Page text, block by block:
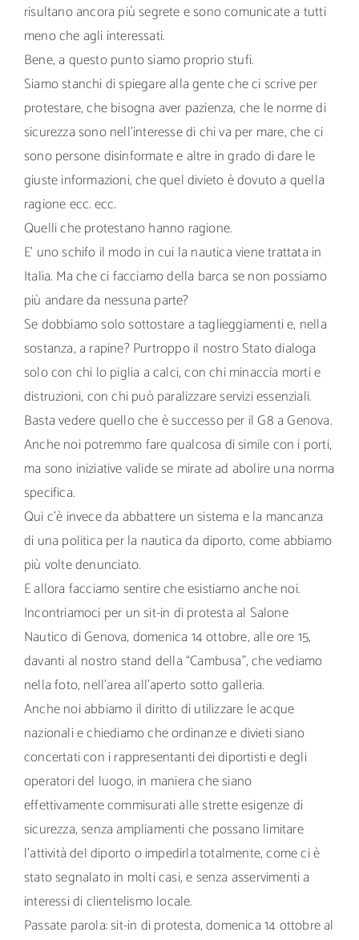
risultano ancora più segrete e sono comunicate a tutti
meno che agli interessati.
Bene, a questo punto siamo proprio stufi.
Siamo stanchi di spiegare alla gente che ci scrive per
protestare, che bisogna aver pazienza, che le norme di
sicurezza sono nell’interesse di chi va per mare, che ci
sono persone disinformate e altre in grado di dare le
giuste informazioni, che quel divieto è dovuto a quella
ragione ecc. ecc.
Quelli che protestano hanno ragione.
E’ uno schifo il modo in cui la nautica viene trattata in
Italia. Ma che ci facciamo della barca se non possiamo
più andare da nessuna parte?
Se dobbiamo solo sottostare a taglieggiamenti e, nella
sostanza, a rapine? Purtroppo il nostro Stato dialoga
solo con chi lo piglia a calci, con chi minaccia morti e
distruzioni, con chi può paralizzare servizi essenziali.
Basta vedere quello che è successo per il G8 a Genova.
Anche noi potremmo fare qualcosa di simile con i porti,
ma sono iniziative valide se mirate ad abolire una norma
specifica.
Qui c’è invece da abbattere un sistema e la mancanza
di una politica per la nautica da diporto, come abbiamo
più volte denunciato.
E allora facciamo sentire che esistiamo anche noi.
Incontriamoci per un sit-in di protesta al Salone
Nautico di Genova, domenica 14 ottobre, alle ore 15,
davanti al nostro stand della “Cambusa”, che vediamo
nella foto, nell’area all’aperto sotto galleria.
Anche noi abbiamo il diritto di utilizzare le acque
nazionali e chiediamo che ordinanze e divieti siano
concertati con i rappresentanti dei diportisti e degli
operatori del luogo, in maniera che siano
effettivamente commisurati alle strette esigenze di
sicurezza, senza ampliamenti che possano limitare
l’attività del diporto o impedirla totalmente, come ci è
stato segnalato in molti casi, e senza asservimenti a
interessi di clientelismo locale.
Passate parola: sit-in di protesta, domenica 14 ottobre al